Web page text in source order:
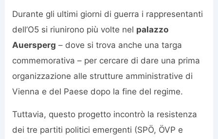
Durante gli ultimi giorni di guerra i rappresentanti
dell’O5 si riunirono più volte nel palazzo
Auersperg – dove si trova anche una targa
commemorativa – per cercare di dare una prima
organizzazione alle strutture amministrative di
Vienna e del Paese dopo la fine del regime.
Tuttavia, questo progetto incontrò la resistenza
dei tre partiti politici emergenti (SPÖ, ÖVP e